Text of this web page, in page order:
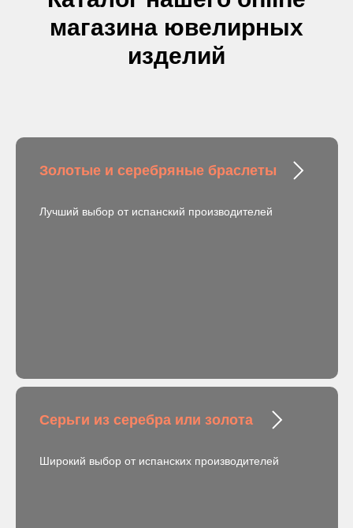
магазина ювелирных
изделий
Золотые и серебряные браслеты
Лучший выбор от испанский производителей
Серьги из серебра или золота
Широкий выбор от испанских производителей